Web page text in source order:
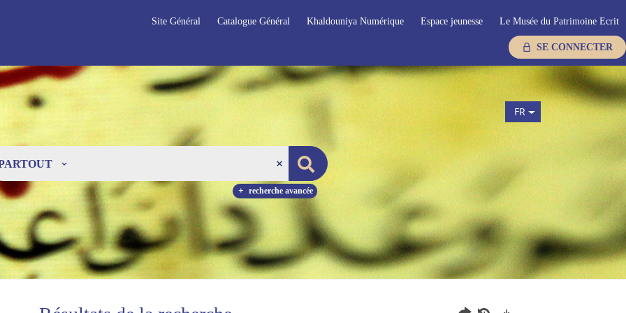
Site Général Catalogue Général Khaldouniya Numérique Espace jeunesse Le Musée du Patrimoine Ecrit
SE CONNECTER
recherche avancée
FR